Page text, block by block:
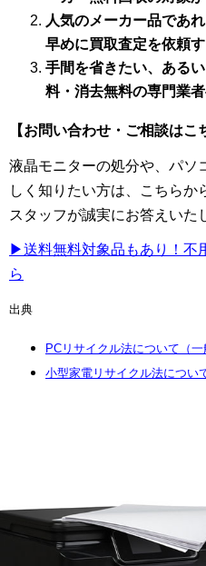
人気のメーカー品であ
早めに買取査定を依頼
手間を省きたい、ある
料・消去無料の専門業
【お問い合わせ・ご相談はこ
液晶モニターの処分や、パソ
しく知りたい方は、こちらか
スタッフが誠実にお答えいた
▶送料無料対象品もあり！不
ら
出典
PCリサイクル法について（
小型家電リサイクル法につい